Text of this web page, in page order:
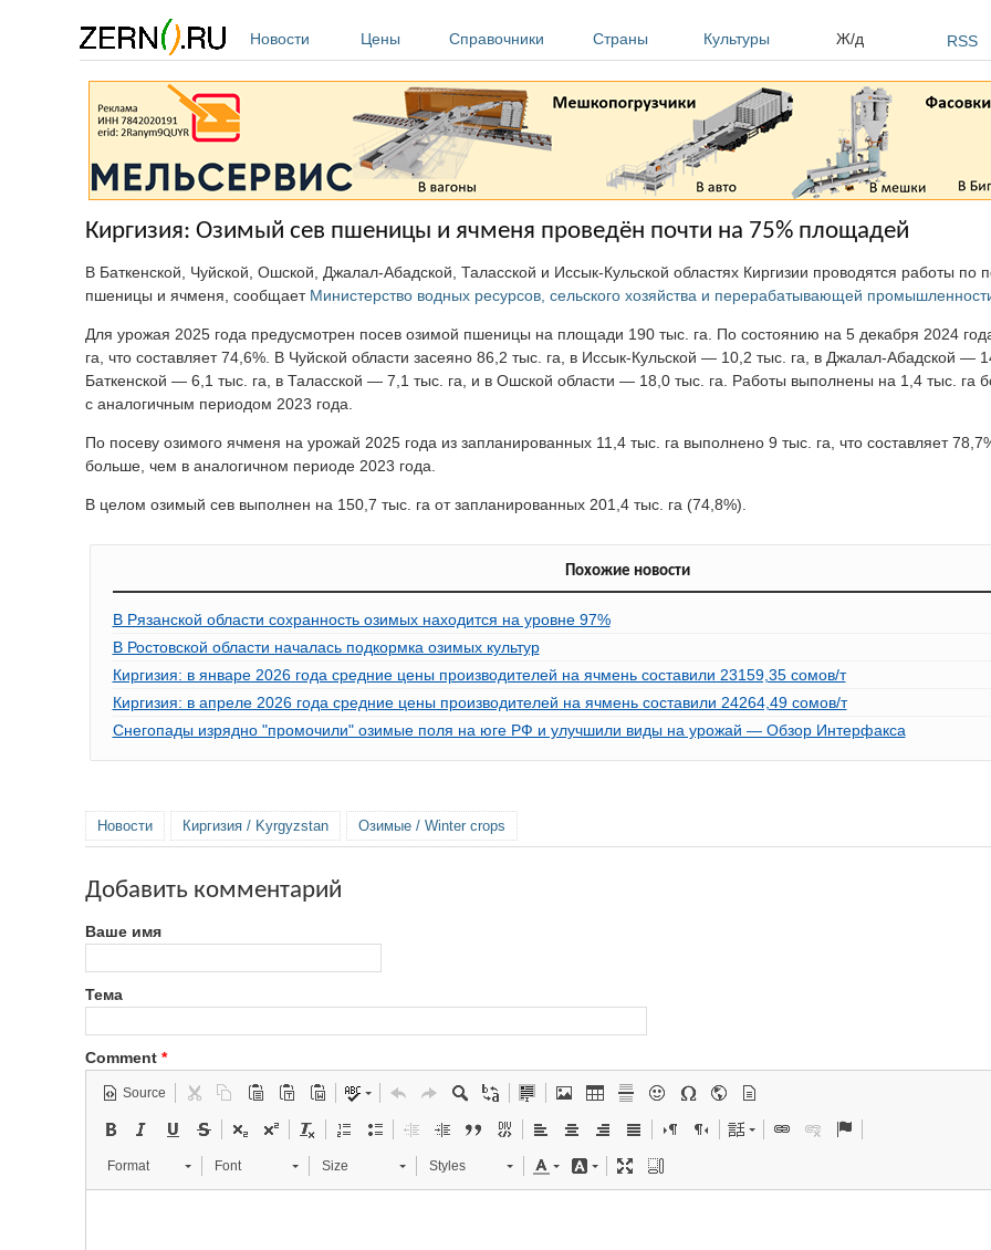
Новости
Цены Справочники Страны Культуры Ж/д RSS
Киргизия: Озимый сев пшеницы и ячменя проведён почти на 75% площадей
В Баткенской, Чуйской, Ошской, Джалал-Абадской, Таласской и Иссык-Кульской областях Киргизии проводятся работы по
пшеницы и ячменя, сообщает Министерство водных ресурсов, сельского хозяйства и перерабатывающей
Для урожая 2025 года предусмотрен посев озимой пшеницы на площади 190 тыс. га. По состоянию на 5 декабря 2024
га, что составляет 74,6%. В Чуйской области засеяно 86,2 тыс. га, в Иссык-Кульской — 10,2 тыс. га, в Джалал-Абадской —
Баткенской — 6,1 тыс. га, в Таласской — 7,1 тыс. га, и в Ошской области — 18,0 тыс. га. Работы выполнены на 1,4 тыс. га
с аналогичным периодом 2023 года.
По посеву озимого ячменя на урожай 2025 года из запланированных 11,4 тыс. га выполнено 9 тыс. га, что составляет
больше, чем в аналогичном периоде 2023 года.
В целом озимый сев выполнен на 150,7 тыс. га от запланированных 201,4 тыс. га (74,8%).
Похожие новости
В Рязанской области сохранность озимых находится на уровне 97%
В Ростовской области началась подкормка озимых культур
Киргизия: в январе 2026 года средние цены производителей на ячмень составили 23159,35 сомов/т
Киргизия: в апреле 2026 года средние цены производителей на ячмень составили 24264,49 сомов/т
Снегопады изрядно "промочили" озимые поля на юге РФ и улучшили виды на урожай — Обзор Интерфакса
Новости Киргизия / Kyrgyzstan Озимые / Winter crops
Добавить комментарий
Ваше имя
Тема
Comment *
Source
Format Font Size Styles